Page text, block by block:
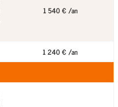
1 540 € /an
1 240 € /an